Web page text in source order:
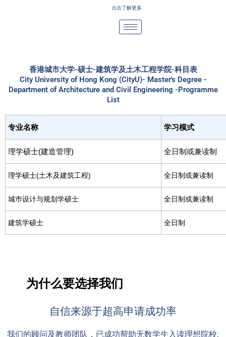
点击了解更多
香港城市大学-硕士-建筑学及土木工程学院-科目表
City University of Hong Kong (CityU)- Master's Degree -
Department of Architecture and Civil Engineering -Programme
List
专业名称 学习模式
理学硕士(建造管理) 全日制或兼读制
理学硕士(土木及建筑工程) 全日制或兼读制
城巿设计与规划学硕士 全日制或兼读制
建筑学硕士 全日制
为什么要选择我们
自信来源于超高申请成功率
我们的顾问及教师团队，已成功帮助无数学生入读理想院校: